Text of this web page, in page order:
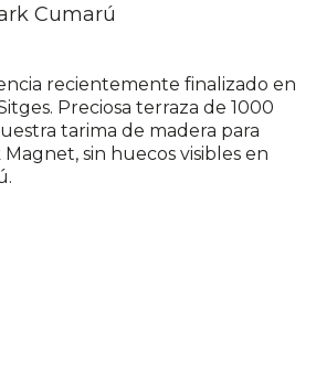
Cumarú
recientemente finalizado en
Preciosa terraza de 1000
tarima de madera para
sin huecos visibles en